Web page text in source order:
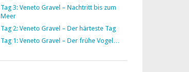
Tag 3: Veneto Gravel – Nachtritt bis zum
Meer
Tag 2: Veneto Gravel – Der härteste Tag
Tag 1: Veneto Gravel – Der frühe Vogel…